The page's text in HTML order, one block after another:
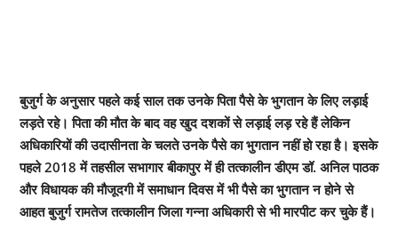
बुजुर्ग के अनुसार पहले कई साल तक उनके पिता पैसे के भुगतान के लिए लड़ाई
लड़ते रहे। पिता की मौत के बाद वह खुद दशकों से लड़ाई लड़ रहे हैं लेकिन
अधिकारियों की उदासीनता के चलते उनके पैसे का भुगतान नहीं हो रहा है। इसके
पहले 2018 में तहसील सभागार बीकापुर में ही तत्कालीन डीएम डॉ. अनिल पाठक
और विधायक की मौजूदगी में समाधान दिवस में भी पैसे का भुगतान न होने से
आहत बुजुर्ग रामतेज तत्कालीन जिला गन्ना अधिकारी से भी मारपीट कर चुके हैं।